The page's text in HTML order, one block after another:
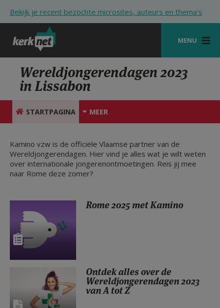
Bekijk je recent bezochte microsites, auteurs en thema's
MENU
STARTPAGINA
KERK
VIERINGEN
ZOEKEN
HULP
MIJN PAROCHIE
AANMELDEN OF REGISTREREN
Wereldjongerendagen 2023
in Lissabon
STARTPAGINA MEER
Kamino vzw is de officiële Vlaamse partner van de
Wereldjongerendagen. Hier vind je alles wat je wilt weten
over internationale jongerenontmoetingen. Reis jij mee
naar Rome deze zomer?
Rome 2025 met Kamino
Ontdek alles over de
Wereldjongerendagen 2023
van A tot Z